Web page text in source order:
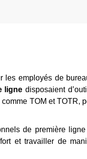
les employés de
ligne disposaient
TOM et TOTR,
de première
et travailler de